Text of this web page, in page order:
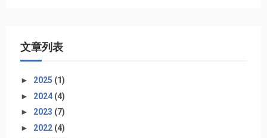
文章列表
► 2025 (1)
► 2024 (4)
► 2023 (7)
► 2022 (4)